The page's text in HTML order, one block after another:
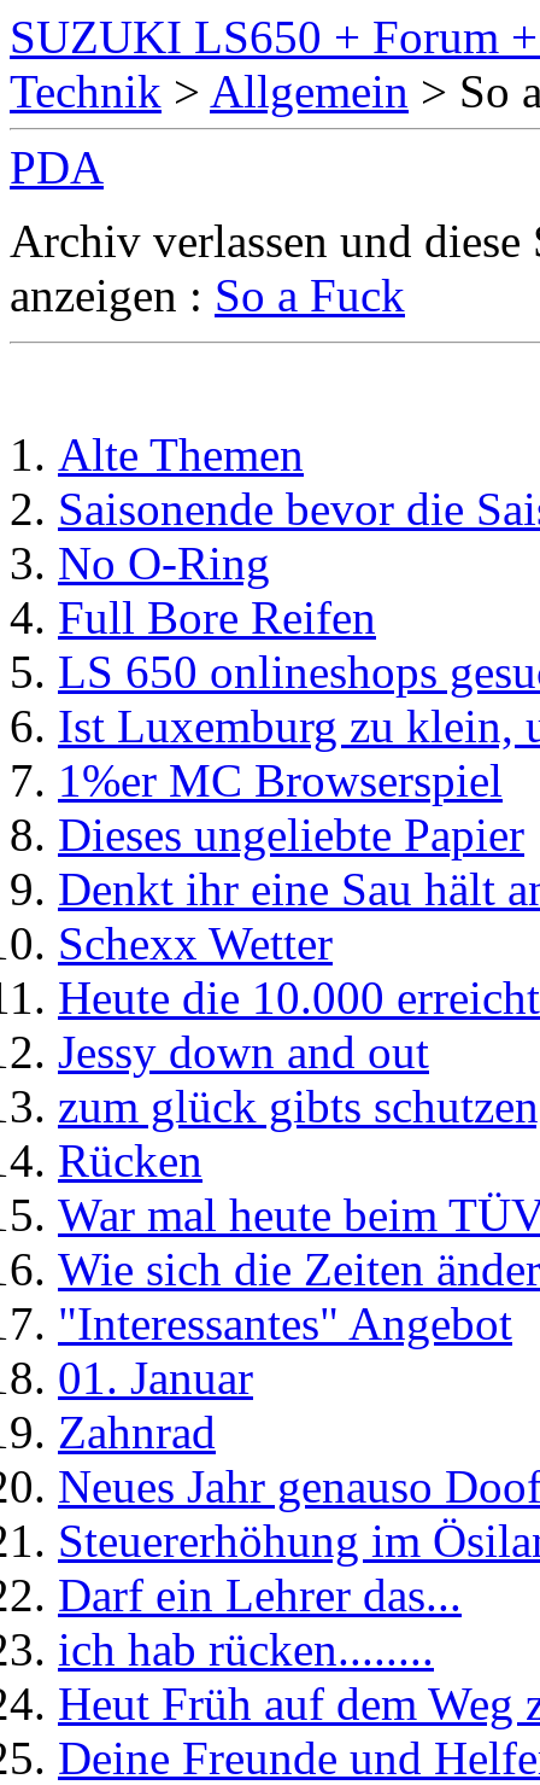
SUZUKI LS650 + Forum
Technik > Allgemein > So
PDA
Archiv verlassen und diese
anzeigen : So a Fuck
Alte Themen
Saisonende bevor die
No O-Ring
Full Bore Reifen
LS 650 onlineshops
Ist Luxemburg zu klein,
1%er MC Browserspiel
Dieses ungeliebte Papier
Denkt ihr eine Sau hält
Schexx Wetter
Heute die 10.000 erreicht
Jessy down and out
zum glück gibts
Rücken
War mal heute beim
Wie sich die Zeiten
"Interessantes" Angebot
01. Januar
Zahnrad
Neues Jahr genauso
Steuererhöhung im
Darf ein Lehrer das...
ich hab rücken........
Heut Früh auf dem Weg
Deine Freunde und